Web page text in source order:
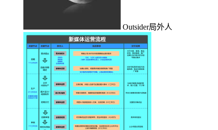
Outsider局外人